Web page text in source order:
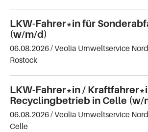
LKW-Fahrer*in für
(w/m/d)
06.08.2026 /Veolia Umweltservice
Rostock
LKW-Fahrer*in /
Recyclingbetrieb in Celle (w/
06.08.2026 /Veolia Umweltservice
Celle